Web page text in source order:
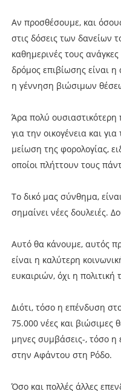
Αν προσθέσουμε, και
στις δόσεις των δανείων
καθημερινές τους
δρόμος επιβίωσης είναι
η γέννηση βιώσιμων
Άρα πολύ ουσιαστικότερη
για την οικογένεια και
μείωση της φορολογίας,
οποίοι πλήττουν τους
Το δικό μας σύνθημα,
σημαίνει νέες δουλειές.
Αυτό θα κάνουμε, αυτός
είναι η καλύτερη
ευκαιριών, όχι η
Διότι, τόσο η επένδυση
75.000 νέες και βιώσιμες
μηνες συμβάσεις-, τόσο η
στην Αφάντου στη Ρόδο.
Όσο και πολλές άλλες